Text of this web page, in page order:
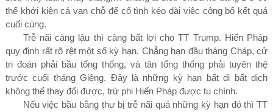
thể khởi kiện cả vạn chỗ để cố tình kéo dài việc công bố kết quả
cuối cùng.
Trễ nãi càng lâu thì càng bất lợi cho TT Trump. Hiến Pháp
quy định rất rõ rệt một số kỳ hạn. Chẳng hạn đầu tháng Cháp, cử
tri đoàn phải bầu tổng thống, và tân tổng thống phải tuyên thệ
trước cuối tháng Giêng. Đây là những kỳ hạn bất di bất dịch
không thể thay đổi được, trừ phi Hiến Pháp được tu chính.
Nếu việc bầu bằng thư bị trễ nãi quá những kỳ hạn đó thì TT